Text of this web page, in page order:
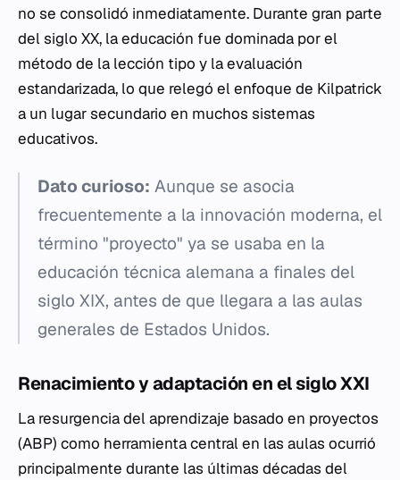
no se consolidó inmediatamente. Durante gran parte
del siglo XX, la educación fue dominada por el
método de la lección tipo y la evaluación
estandarizada, lo que relegó el enfoque de Kilpatrick
a un lugar secundario en muchos sistemas
educativos.
Dato curioso: Aunque se asocia
frecuentemente a la innovación moderna, el
término "proyecto" ya se usaba en la
educación técnica alemana a finales del
siglo XIX, antes de que llegara a las aulas
generales de Estados Unidos.
Renacimiento y adaptación en el siglo XXI
La resurgencia del aprendizaje basado en proyectos
(ABP) como herramienta central en las aulas ocurrió
principalmente durante las últimas décadas del